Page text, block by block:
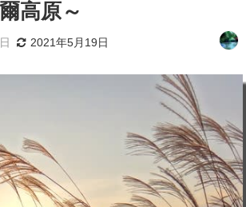
高原～
2021年5月19日